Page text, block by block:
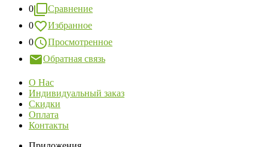
0
Сравнение
0
Избранное
0
Просмотренное
Обратная связь
О Нас
Индивидуальный заказ
Скидки
Оплата
Контакты